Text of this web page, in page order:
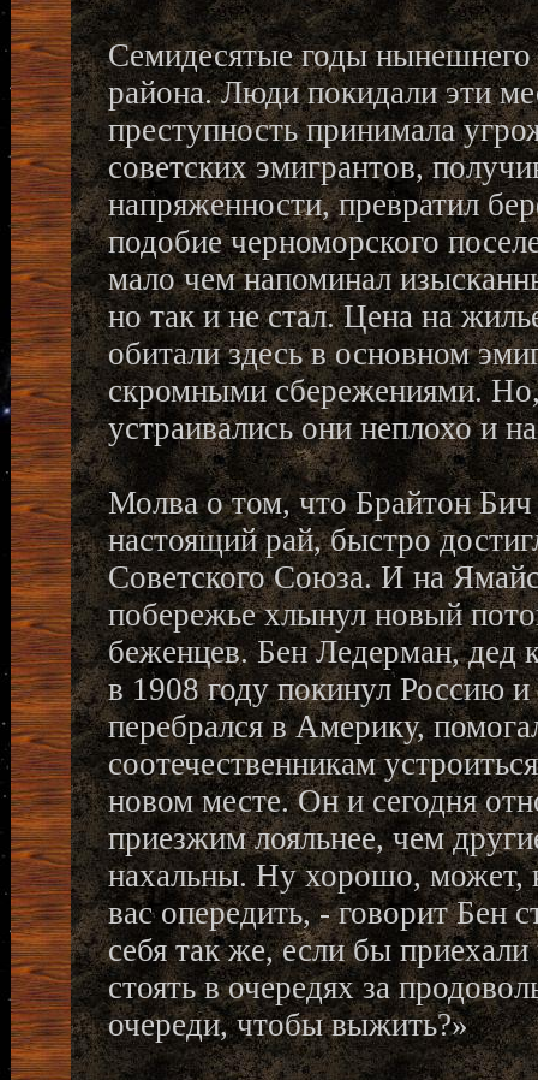
Семидесятые годы нынешнего
района. Люди покидали эти
преступность принимала
советских эмигрантов,
напряженности, превратил
подобие черноморского
мало чем напоминал
но так и не стал. Цена на
обитали здесь в основном
скромными сбережениями.
устраивались они неплохо и
Молва о том, что Брайтон
настоящий рай, быстро
Советского Союза. И на
побережье хлынул новый
беженцев. Бен Ледерман, дед
в 1908 году покинул Россию и
перебрался в Америку,
соотечественникам
новом месте. Он и сегодня
приезжим лояльнее, чем
нахальны. Ну хорошо, может,
вас опередить, - говорит Бен
себя так же, если бы
стоять в очередях за
очереди, чтобы выжить?»